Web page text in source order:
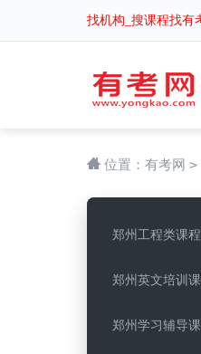
找机构_搜课程找有
位置： 有考网 >
郑州工程类课程
郑州英文培训
郑州学习辅导